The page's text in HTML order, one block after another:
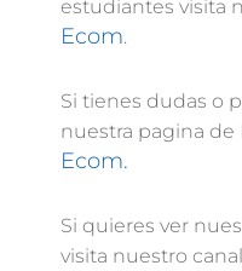
estudiantes visita
Ecom.
Si tienes dudas o
nuestra pagina de
Ecom.
Si quieres ver
visita nuestro